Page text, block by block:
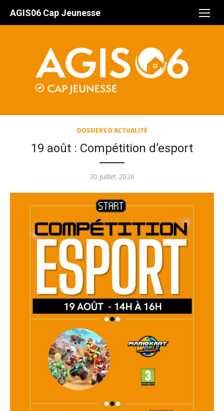
AGIS06 Cap Jeunesse
DOSSIERS D'ACTUALITÉ
19 août : Compétition d’esport
Publié
30 juillet 2026